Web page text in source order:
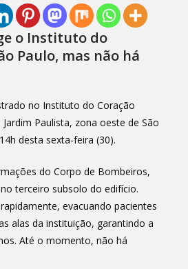
o Instituto do
Paulo, mas não há
no Instituto do Coração
Paulista, zona oeste de São
desta sexta-feira (30).
do Corpo de Bombeiros,
terceiro subsolo do edifício.
evacuando pacientes
alas da instituição, garantindo a
Até o momento, não há